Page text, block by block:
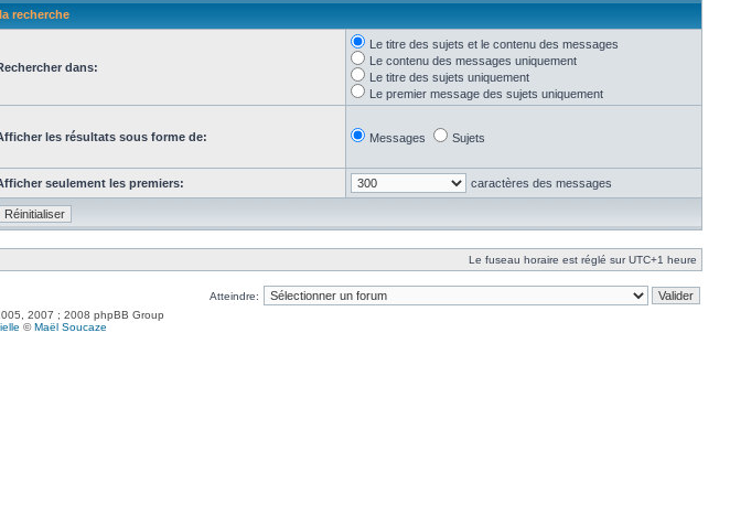
recherche
dans:
Le titre des sujets et le contenu des messages
Le contenu des messages uniquement
Le titre des sujets uniquement
Le premier message des sujets uniquement
les résultats sous forme de: Messages Sujets
seulement les premiers: caractères des messages
Le fuseau horaire est réglé sur UTC+1 heure
Atteindre:
2007 ; 2008 phpBB Group
©Maël Soucaze